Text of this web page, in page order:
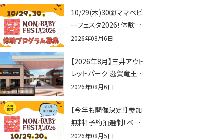
10/29(木)30㈮ママベビ
ーフェスタ2026！体験プ
ログラム募集♪赤ちゃん
せんか？
2026年08月6日
【2026年8月】三井アウト
レットパーク 滋賀竜王の
夏休みイベントまとめ！
辛グルメ・フォトコンテス
トまで盛りだくさん！
2026年08月6日
【今年も開催決定!】参加
無料！予約抽選制！ベビ
ーファミリー必見☆入場
2026年08月5日